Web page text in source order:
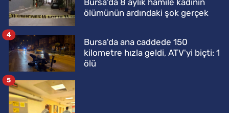
ölümünün ardındaki şok gerçek
Bursa'da ana caddede 150
kilometre hızla geldi, ATV'yi biçti: 1
ölü
4
5